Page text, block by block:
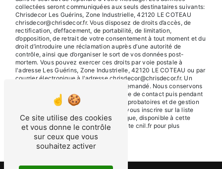
collectées seront communiquées aux seuls destinataires suivants:
Chrisdecor Les Guérins, Zone Industrielle, 42120 LE COTEAU
chrisdecor@chrisdecor.fr. Vous disposez de droits d’accès, de
rectification, d’effacement, de portabilité, de limitation,
d’opposition, de retrait de votre consentement à tout moment et du
droit d’introduire une réclamation auprès d’une autorité de
contrôle, ainsi que d’organiser le sort de vos données post-
mortem. Vous pouvez exercer ces droits par voie postale à
l'adresse Les Guérins, Zone Industrielle, 42120 LE COTEAU ou par
courrier électronique à l'adresse chrisdecor@chrisdecor.fr. Un
justificatif d'identité pourra vous être demandé. Nous conservons
vos données pendant la période de prise de contact puis pendant
la durée de prescription légale aux fins probatoires et de gestion
des contentieux. Vous avez le droit de vous inscrire sur la liste
d'opposition au démarchage téléphonique, disponible à cette
adresse: Bloctel.gouv.fr. Consultez le site cnil.fr pour plus
d’informations sur vos droits.
Ce site utilise des cookies
et vous donne le contrôle
sur ceux que vous
souhaitez activer